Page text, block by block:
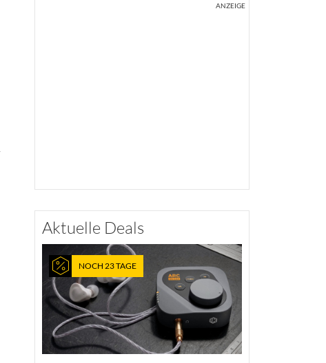
ANZEIGE
Aktuelle Deals
NOCH 23 TAGE